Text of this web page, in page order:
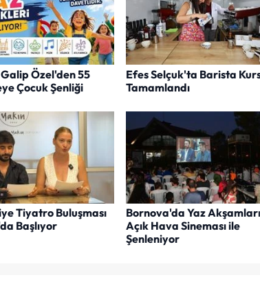
Özel'den 55
Çocuk Şenliği
Efes Selçuk'ta Barista
Tamamlandı
Tiyatro Buluşması
Başlıyor
Bornova'da Yaz Akşamları
Açık Hava Sineması ile
Şenleniyor